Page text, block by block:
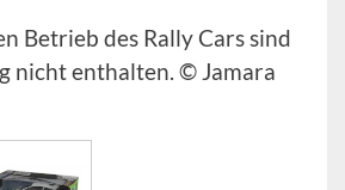
Betrieb des Rally Cars sind
nicht enthalten. © Jamara